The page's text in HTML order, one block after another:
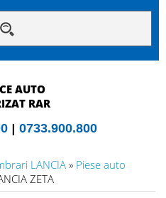
AUTO
RAR
| 0733.900.800
LANCIA» Piese auto
ZETA